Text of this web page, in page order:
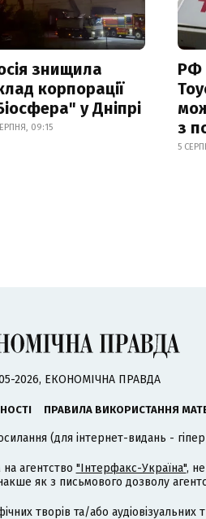
знищила
корпорації
у Дніпрі
09:15
РФ
з
5
2026, ЕКОНОМІЧНА ПРАВДА
ПРАВИЛА ВИКОРИСТАННЯ
(для інтернет-видань -
на агентство "Інтерфакс-Україна",
як з письмового дозволу
творів та/або